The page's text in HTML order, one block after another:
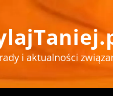
i aktualności